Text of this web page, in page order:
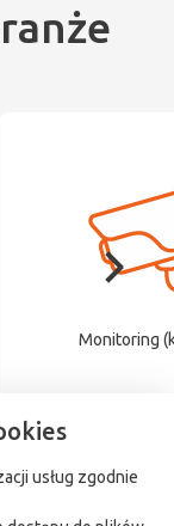
Monitoring
usług zgodnie